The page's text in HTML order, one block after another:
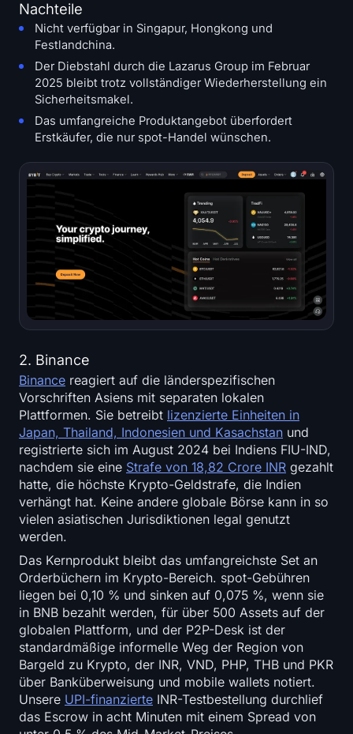
Nachteile
Nicht verfügbar in Singapur, Hongkong und
Festlandchina.
Der Diebstahl durch die Lazarus Group im Februar
2025 bleibt trotz vollständiger Wiederherstellung ein
Sicherheitsmakel.
Das umfangreiche Produktangebot überfordert
Erstkäufer, die nur spot-Handel wünschen.
2. Binance
Binance reagiert auf die länderspezifischen
Vorschriften Asiens mit separaten lokalen
Plattformen. Sie betreibt lizenzierte Einheiten in
Japan, Thailand, Indonesien und Kasachstan und
registrierte sich im August 2024 bei Indiens FIU-IND,
nachdem sie eine Strafe von 18,82 Crore INR gezahlt
hatte, die höchste Krypto-Geldstrafe, die Indien
verhängt hat. Keine andere globale Börse kann in so
vielen asiatischen Jurisdiktionen legal genutzt
werden.
Das Kernprodukt bleibt das umfangreichste Set an
Orderbüchern im Krypto-Bereich. spot-Gebühren
liegen bei 0,10 % und sinken auf 0,075 %, wenn sie
in BNB bezahlt werden, für über 500 Assets auf der
globalen Plattform, und der P2P-Desk ist der
standardmäßige informelle Weg der Region von
Bargeld zu Krypto, der INR, VND, PHP, THB und PKR
über Banküberweisung und mobile wallets notiert.
Unsere UPI-finanzierte INR-Testbestellung durchlief
das Escrow in acht Minuten mit einem Spread von